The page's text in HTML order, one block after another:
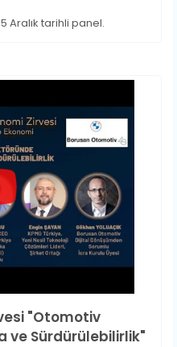
Aralık tarihli panel.
"Otomotiv
ve Sürdürülebilirlik"